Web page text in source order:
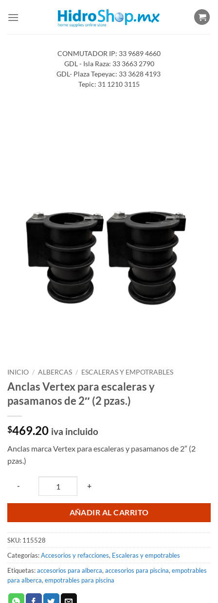
CONMUTADOR IP: 33 9689 4660
GDL - Isla Raza: 33 3663 2790
GDL- Plaza Tepeyac: 33 3628 4193
Tepic: 31 1210 3115
INICIO / ALBERCAS / ESCALERAS Y EMPOTRABLES
Anclas Vertex para escaleras y
pasamanos de 2″ (2 pzas.)
$469.20 iva incluido
Anclas marca Vertex para escaleras y pasamanos de 2″ (2
pzas.)
- +
AÑADIR AL CARRITO
SKU: 115528
Categorías:Accesorios y refacciones, Escaleras y empotrables
Etiquetas:accesorios para alberca, accesorios para piscina, empotrables
para alberca, empotrables para piscina